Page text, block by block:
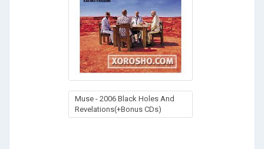
Muse - 2006 Black Holes And
Revelations(+Bonus CDs)